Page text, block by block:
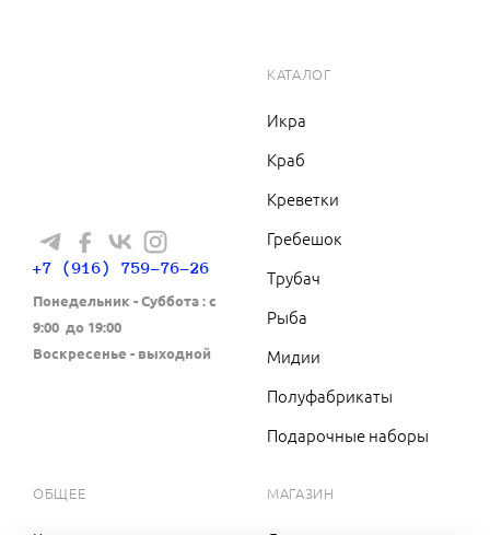
+7 (916) 759-76-26
Понедельник - Cуббота : с
9:00 до 19:00
Воскресенье - выходной
КАТАЛОГ
Икра
Краб
Креветки
Гребешок
Трубач
Рыба
Мидии
Полуфабрикаты
Подарочные наборы
ОБЩЕЕ МАГАЗИН